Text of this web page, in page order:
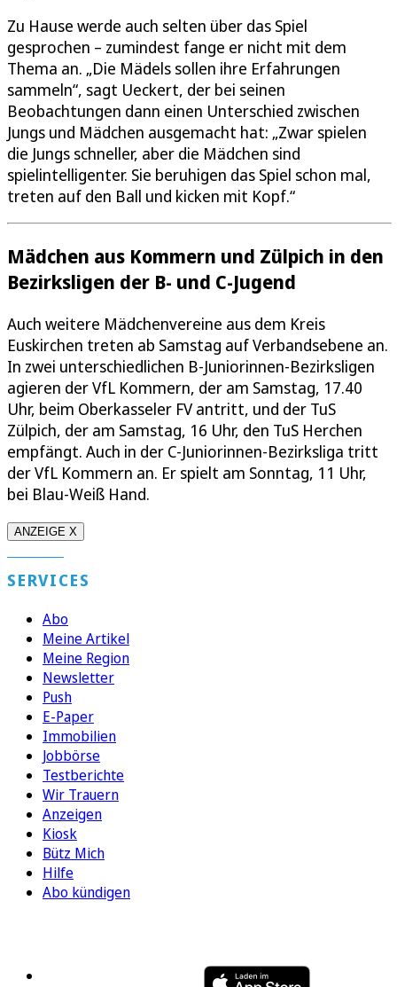
Zu Hause werde auch selten über das Spiel
gesprochen – zumindest fange er nicht mit dem
Thema an. „Die Mädels sollen ihre Erfahrungen
sammeln“, sagt Ueckert, der bei seinen
Beobachtungen dann einen Unterschied zwischen
Jungs und Mädchen ausgemacht hat: „Zwar spielen
die Jungs schneller, aber die Mädchen sind
spielintelligenter. Sie beruhigen das Spiel schon mal,
treten auf den Ball und kicken mit Kopf.“
Mädchen aus Kommern und Zülpich in den
Bezirksligen der B- und C-Jugend
Auch weitere Mädchenvereine aus dem Kreis
Euskirchen treten ab Samstag auf Verbandsebene an.
In zwei unterschiedlichen B-Juniorinnen-Bezirksligen
agieren der VfL Kommern, der am Samstag, 17.40
Uhr, beim Oberkasseler FV antritt, und der TuS
Zülpich, der am Samstag, 16 Uhr, den TuS Herchen
empfängt. Auch in der C-Juniorinnen-Bezirksliga tritt
der VfL Kommern an. Er spielt am Sonntag, 11 Uhr,
bei Blau-Weiß Hand.
ANZEIGE X
SERVICES
Abo
Meine Artikel
Meine Region
Newsletter
Push
E-Paper
Immobilien
Jobbörse
Testberichte
Wir Trauern
Anzeigen
Kiosk
Bütz Mich
Hilfe
Abo kündigen